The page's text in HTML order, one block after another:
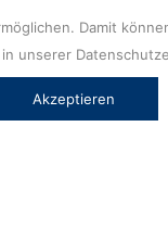
Damit
unserer
Akzeptieren